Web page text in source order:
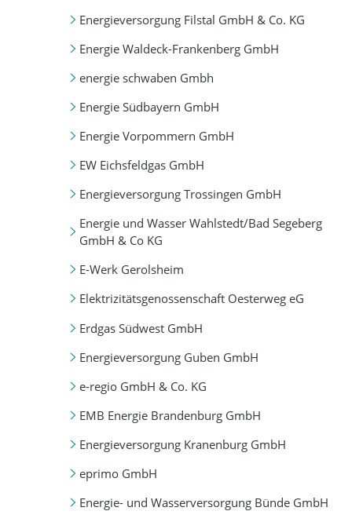
Energieversorgung Filstal GmbH & Co. KG
Energie Waldeck-Frankenberg GmbH
energie schwaben Gmbh
Energie Südbayern GmbH
Energie Vorpommern GmbH
EW Eichsfeldgas GmbH
Energieversorgung Trossingen GmbH
Energie und Wasser Wahlstedt/Bad Segeberg
GmbH & Co KG
E-Werk Gerolsheim
Elektrizitätsgenossenschaft Oesterweg eG
Erdgas Südwest GmbH
Energieversorgung Guben GmbH
e-regio GmbH & Co. KG
EMB Energie Brandenburg GmbH
Energieversorgung Kranenburg GmbH
eprimo GmbH
Energie- und Wasserversorgung Bünde GmbH